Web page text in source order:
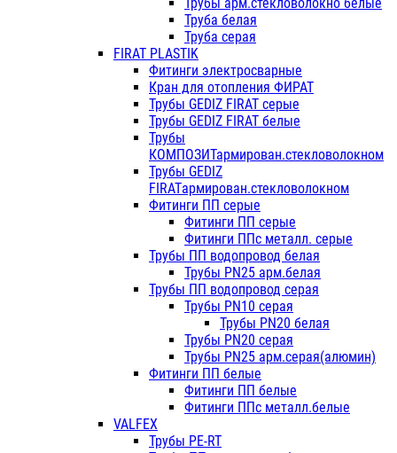
Труба белая
Труба серая
FIRAT PLASTIK
Фитинги электросварные
Кран для отопления ФИРАТ
Трубы GEDIZ FIRAT серые
Трубы GEDIZ FIRAT белые
Трубы
КОМПОЗИТармирован.стекловолокном
Трубы GEDIZ
FIRATармирован.стекловолокном
Фитинги ПП серые
Фитинги ПП серые
Фитинги ППс металл. серые
Трубы ПП водопровод белая
Трубы PN25 арм.белая
Трубы ПП водопровод серая
Трубы PN10 серая
Трубы PN20 белая
Трубы PN20 серая
Трубы PN25 арм.серая(алюмин)
Фитинги ПП белые
Фитинги ПП белые
Фитинги ППс металл.белые
VALFEX
Трубы PE-RT